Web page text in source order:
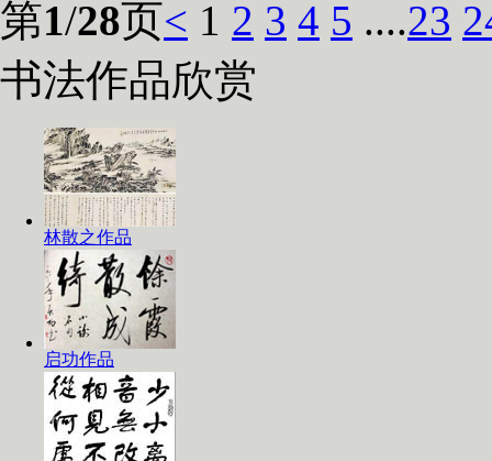
第1/28页< 1 2 3 4 5 ....23
书法作品欣赏
林散之作品
启功作品